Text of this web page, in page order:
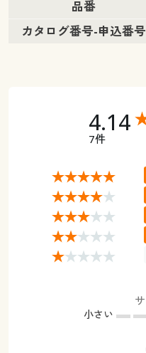
品番
カタログ番号-申込番号
4.14
7件
小さい